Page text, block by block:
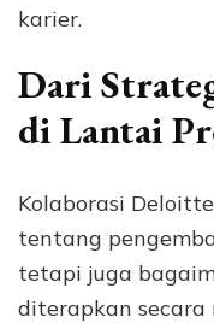
karier.
Dari
di Lantai
Kolaborasi
tentang
tetapi juga
diterapkan secara